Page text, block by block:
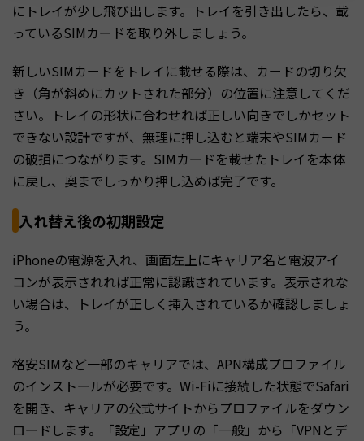
にトレイが少し飛び出します。トレイを引き出したら、載
っているSIMカードを取り外しましょう。
新しいSIMカードをトレイに載せる際は、カードの切り欠
き（角が斜めにカットされた部分）の位置に注意してくだ
さい。トレイの形状に合わせれば正しい向きでしかセット
できない設計ですが、無理に押し込むと端末やSIMカード
の破損につながります。SIMカードを載せたトレイを本体
に戻し、奥までしっかり押し込めば完了です。
入れ替え後の初期設定
iPhoneの電源を入れ、画面左上にキャリア名と電波アイ
コンが表示されれば正常に認識されています。表示されな
い場合は、トレイが正しく挿入されているか確認しましょ
う。
格安SIMなど一部のキャリアでは、APN構成プロファイル
のインストールが必要です。Wi-Fiに接続した状態でSafari
を開き、キャリアの公式サイトからプロファイルをダウン
ロードします。「設定」アプリの「一般」から「VPNとデ